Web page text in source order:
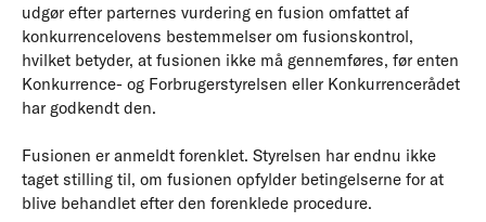
udgør efter parternes vurdering en fusion omfattet af
konkurrencelovens bestemmelser om fusionskontrol,
hvilket betyder, at fusionen ikke må gennemføres, før enten
Konkurrence- og Forbrugerstyrelsen eller Konkurrencerådet
har godkendt den.
Fusionen er anmeldt forenklet. Styrelsen har endnu ikke
taget stilling til, om fusionen opfylder betingelserne for at
blive behandlet efter den forenklede procedure.